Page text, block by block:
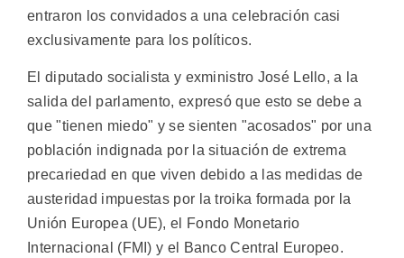
entraron los convidados a una celebración casi
exclusivamente para los políticos.
El diputado socialista y exministro José Lello, a la
salida del parlamento, expresó que esto se debe a
que "tienen miedo" y se sienten "acosados" por una
población indignada por la situación de extrema
precariedad en que viven debido a las medidas de
austeridad impuestas por la troika formada por la
Unión Europea (UE), el Fondo Monetario
Internacional (FMI) y el Banco Central Europeo.